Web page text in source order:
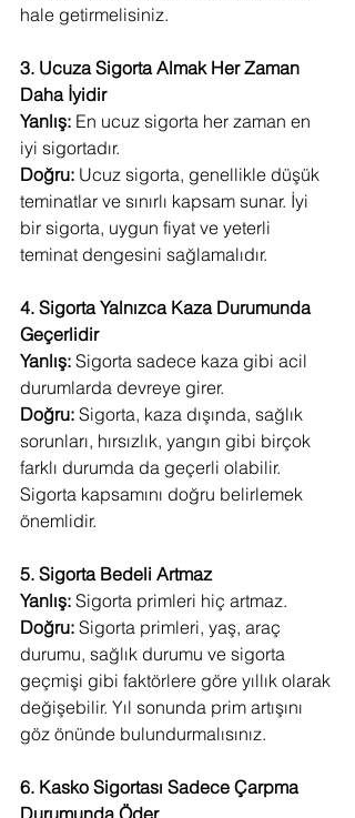
hale getirmelisiniz.
3. Ucuza Sigorta Almak Her Zaman
Daha İyidir
Yanlış: En ucuz sigorta her zaman en
iyi sigortadır.
Doğru: Ucuz sigorta, genellikle düşük
teminatlar ve sınırlı kapsam sunar. İyi
bir sigorta, uygun fiyat ve yeterli
teminat dengesini sağlamalıdır.
4. Sigorta Yalnızca Kaza Durumunda
Geçerlidir
Yanlış: Sigorta sadece kaza gibi acil
durumlarda devreye girer.
Doğru: Sigorta, kaza dışında, sağlık
sorunları, hırsızlık, yangın gibi birçok
farklı durumda da geçerli olabilir.
Sigorta kapsamını doğru belirlemek
önemlidir.
5. Sigorta Bedeli Artmaz
Yanlış: Sigorta primleri hiç artmaz.
Doğru: Sigorta primleri, yaş, araç
durumu, sağlık durumu ve sigorta
geçmişi gibi faktörlere göre yıllık olarak
değişebilir. Yıl sonunda prim artışını
göz önünde bulundurmalısınız.
6. Kasko Sigortası Sadece Çarpma
Durumunda Öder